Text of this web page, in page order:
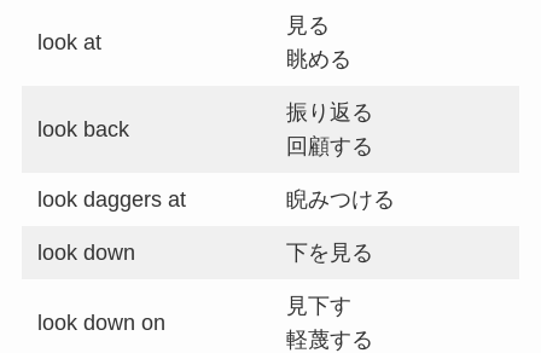
look at
見る
眺める
look back
振り返る
回顧する
look daggers at 睨みつける
look down 下を見る
look down on
見下す
軽蔑する